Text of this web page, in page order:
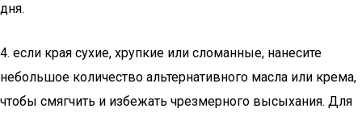
дня.
4. если края сухие, хрупкие или сломанные, нанесите
небольшое количество альтернативного масла или крема,
чтобы смягчить и избежать чрезмерного высыхания. Для